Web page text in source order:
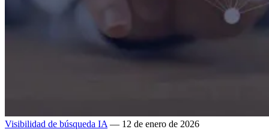
Visibilidad de búsqueda IA — 12 de enero de 2026